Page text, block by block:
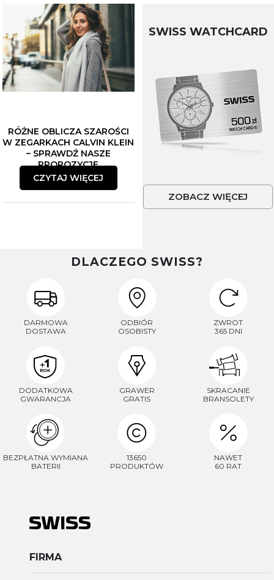
RÓŻNE OBLICZA SZAROŚCI
W ZEGARKACH CALVIN KLEIN
– SPRAWDŹ NASZE
PROPOZYCJE
CZYTAJ WIĘCEJ
SWISS WATCHCARD
ZOBACZ WIĘCEJ
DLACZEGO SWISS?
DARMOWA
DOSTAWA
ODBIÓR
OSOBISTY
ZWROT
365 DNI
DODATKOWA
GWARANCJA
GRAWER
GRATIS
SKRACANIE
BRANSOLETY
BEZPŁATNA WYMIANA
BATERII
13650
PRODUKTÓW
NAWET
60 RAT
FIRMA